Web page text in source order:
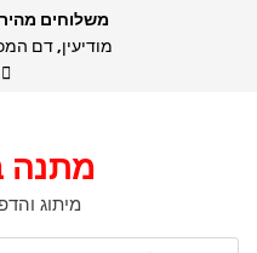
משלוחים
מודיעין, דם המכבים 41 |
מתנה
מיתוג